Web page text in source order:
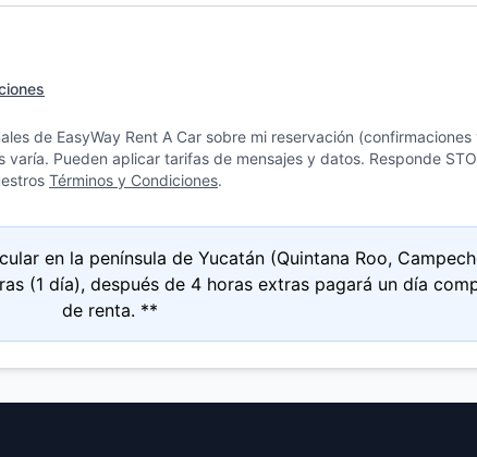
de EasyWay Rent A Car sobre mi reservación (confirmaciones
Pueden aplicar tarifas de mensajes y datos. Responde
Términos y Condiciones.
en la península de Yucatán (Quintana Roo,
(1 día), después de 4 horas extras pagará un día
de renta. **